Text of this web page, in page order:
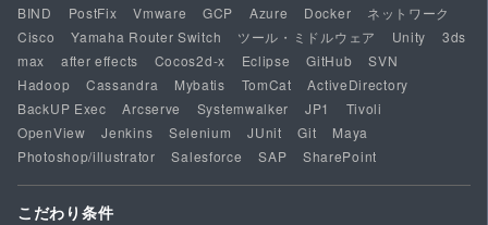
BIND
PostFix Vmware GCP Azure Docker
ネットワーク
Cisco
Yamaha Router Switch ツール・ミドルウェア Unity
3ds
max
after effects Cocos2d-x Eclipse GitHub
SVN
Hadoop
Cassandra Mybatis TomCat
ActiveDirectory
BackUP Exec
Arcserve Systemwalker JP1
Tivoli
OpenView
Jenkins Selenium JUnit Git
Maya
Photoshop/illustrator
Salesforce SAP SharePoint
こだわり条件